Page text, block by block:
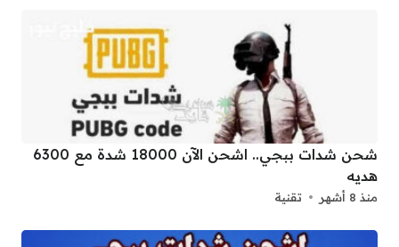
شحن شدات ببجي.. اشحن الآن 18000 شدة مع 6300
هديه
منذ 8 أشهر تقنية